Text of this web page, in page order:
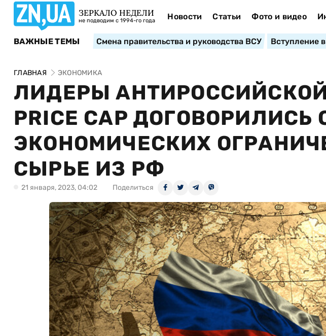
ЗЕРКАЛО НЕДЕЛИ
не подводим с 1994-го года Новости Статьи Фото и видео
ВАЖНЫЕ ТЕМЫ Смена правительства и руководства ВСУ Вступление
ГЛАВНАЯ ЭКОНОМИКА
ЛИДЕРЫ
PRICE CAP
ЭКОНОМИЧЕСКИХ
СЫРЬЕ ИЗ РФ
21 января, 2023, 04:02 Поделиться